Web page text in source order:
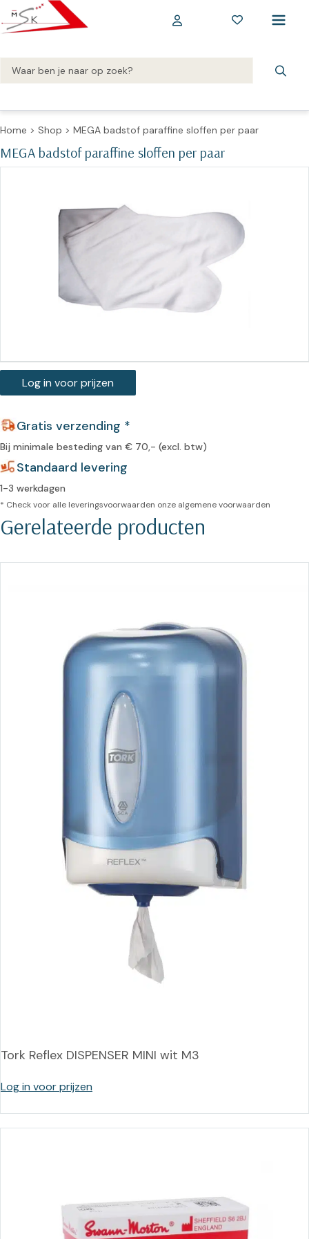
Home > Shop > MEGA badstof paraffine sloffen per paar
MEGA badstof paraffine sloffen per paar
Log in voor prijzen
Gratis verzending *
Bij minimale besteding van € 70,- (excl. btw)
Standaard levering
1-3 werkdagen
* Check voor alle leveringsvoorwaarden onze algemene voorwaarden
Gerelateerde producten
Tork Reflex DISPENSER MINI wit M3
Log in voor prijzen